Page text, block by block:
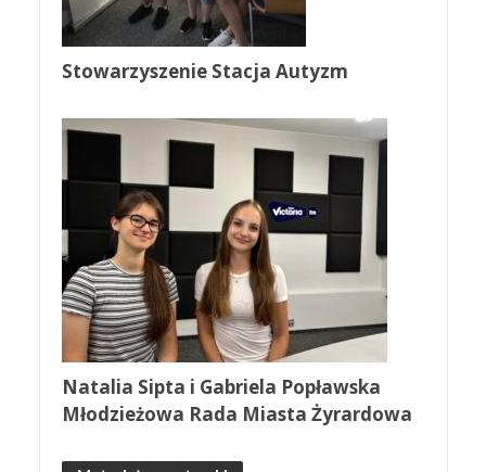
Stowarzyszenie Stacja Autyzm
Natalia Sipta i Gabriela Popławska
Młodzieżowa Rada Miasta Żyrardowa